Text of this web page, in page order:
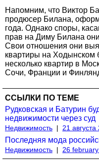
Напомним, что Виктор
продюсер Билана,
года. Однако споры,
прав на Диму Билана они
Свои отношения они
квартиры на Ходынском
несколько квартир в
Сочи, Франции и
ССЫЛКИ ПО ТЕМЕ
Рудковская и Батурин
недвижимости через суд
Недвижимость | 21 августа
Последняя мода
Недвижимость | 26 february